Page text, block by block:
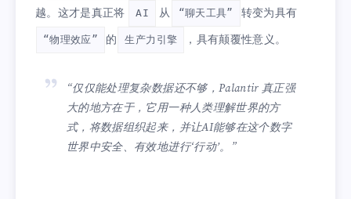
越。这才是真正将
AI 从 “聊天工具” 转变为具有
“物理效应” 的 生产力引擎 ，具有颠覆性意义。
“仅仅能处理复杂数据还不够，Palantir 真正强
大的地方在于，它用一种人类理解世界的方
式，将数据组织起来，并让AI能够在这个数字
世界中安全、有效地进行‘行动’。”